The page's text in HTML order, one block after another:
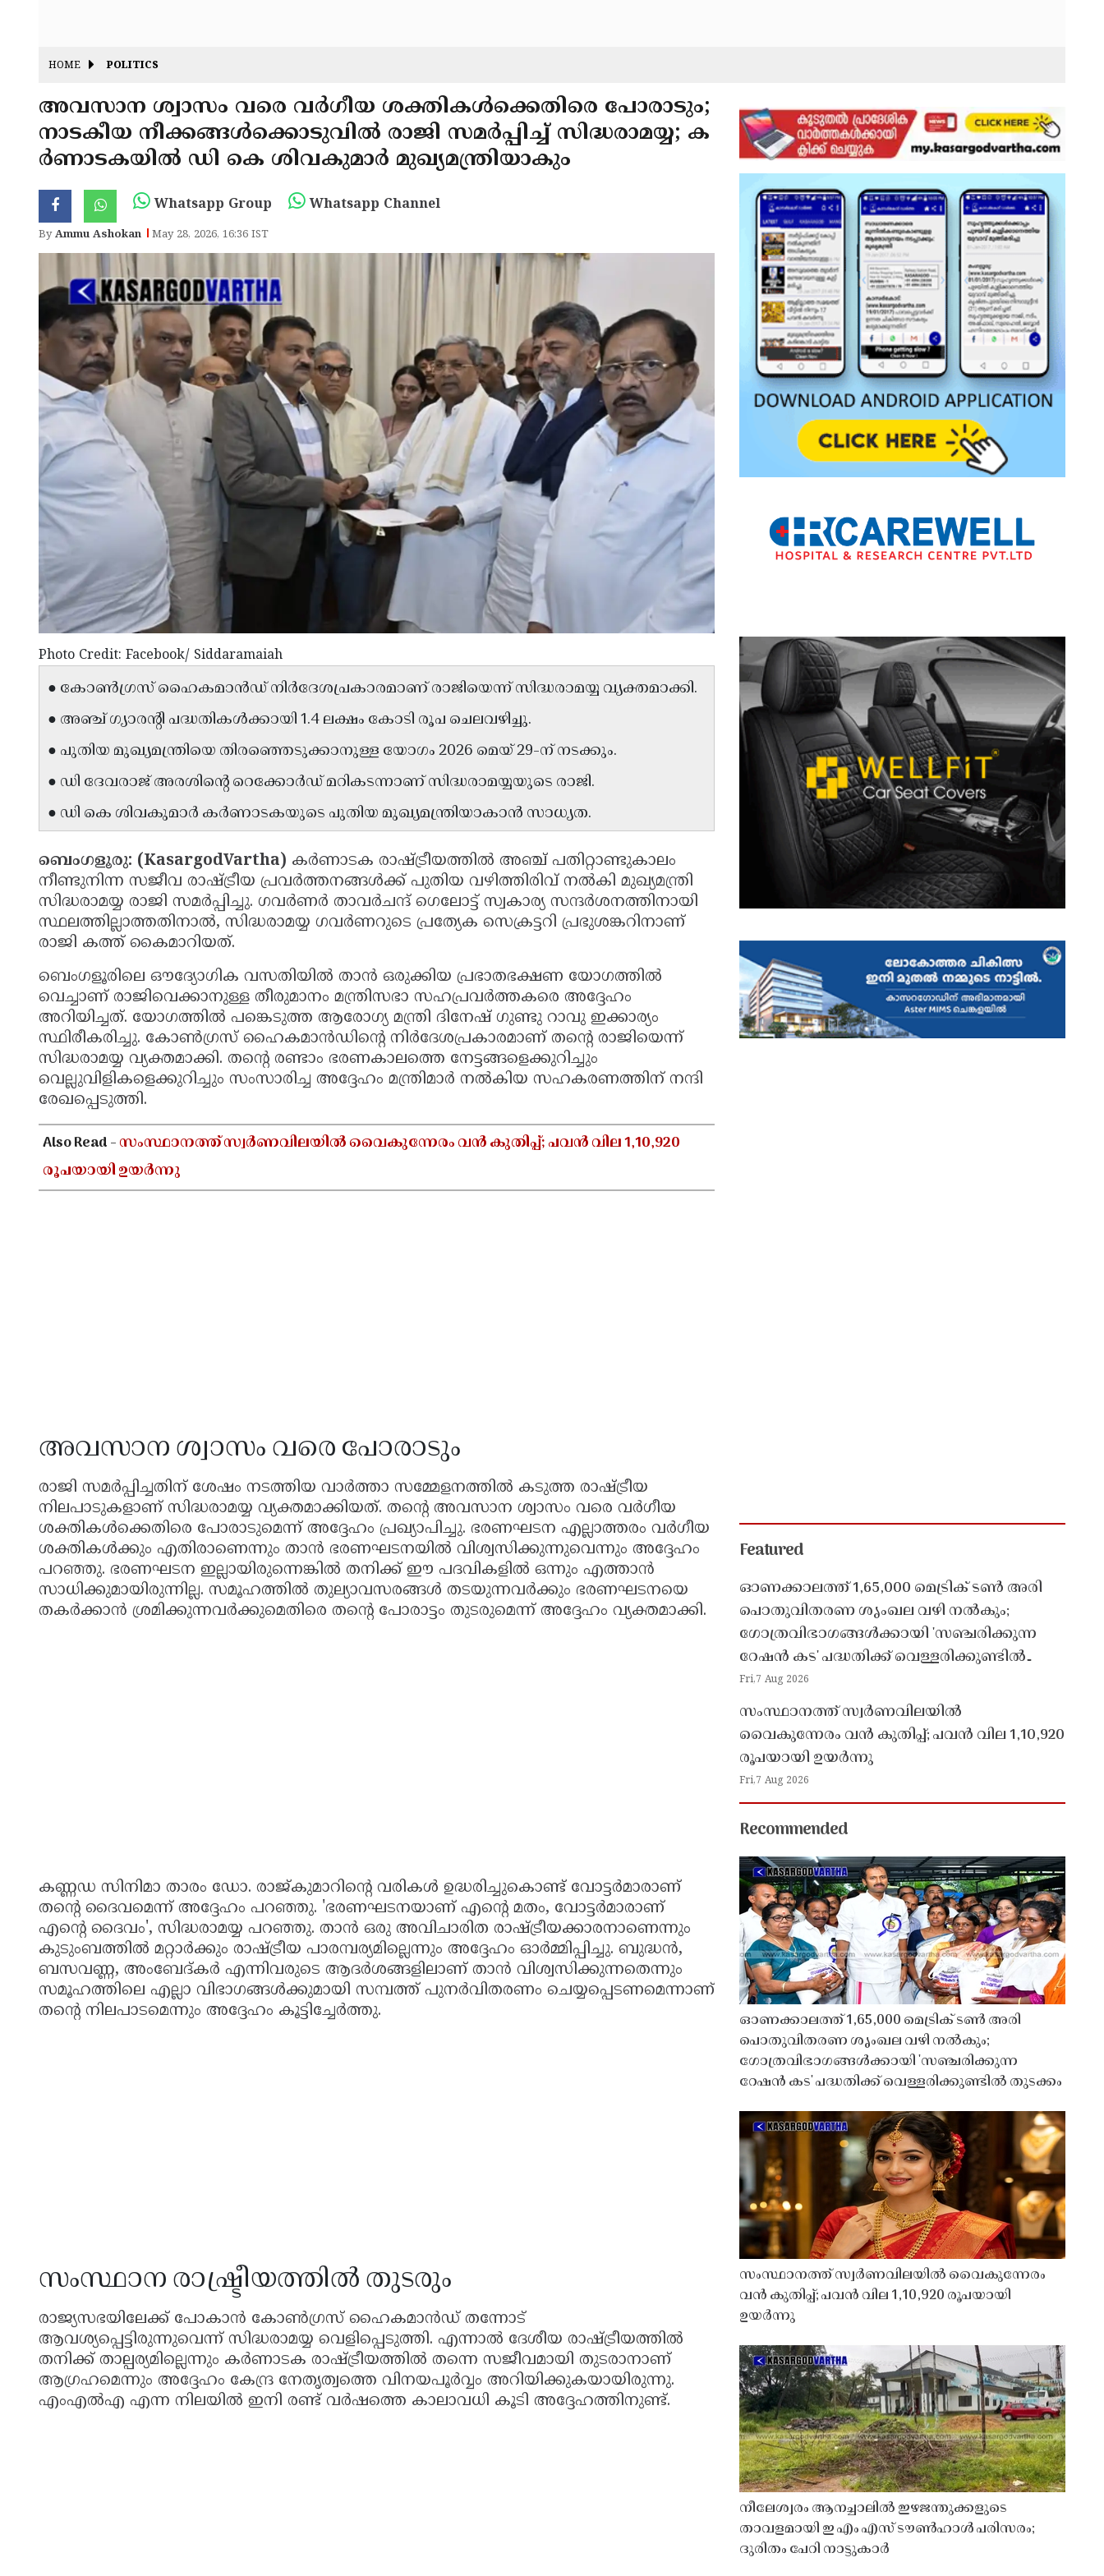
HOME POLITICS
അവസാന ശ്വാസം വരെ വർഗീയ ശക്തികൾക്കെതിരെ പോരാടും;
നാടകീയ നീക്കങ്ങൾക്കൊടുവിൽ രാജി സമർപ്പിച്ച് സിദ്ധരാമയ്യ; ക
ർണാടകയിൽ ഡി കെ ശിവകുമാർ മുഖ്യമന്ത്രിയാകും
Whatsapp Group Whatsapp Channel
ByAmmu Ashokan May 28, 2026, 16:36 IST
Photo Credit: Facebook/ Siddaramaiah
● കോൺഗ്രസ് ഹൈകമാൻഡ് നിർദേശപ്രകാരമാണ് രാജിയെന്ന് സിദ്ധരാമയ്യ വ്യക്തമാക്കി.
● അഞ്ച് ഗ്യാരൻ്റി പദ്ധതികൾക്കായി 1.4 ലക്ഷം കോടി രൂപ ചെലവഴിച്ചു.
● പുതിയ മുഖ്യമന്ത്രിയെ തിരഞ്ഞെടുക്കാനുള്ള യോഗം 2026 മെയ് 29-ന് നടക്കും.
● ഡി ദേവരാജ് അരശിൻ്റെ റെക്കോർഡ് മറികടന്നാണ് സിദ്ധരാമയ്യയുടെ രാജി.
● ഡി കെ ശിവകുമാർ കർണാടകയുടെ പുതിയ മുഖ്യമന്ത്രിയാകാൻ സാധ്യത.
ബെംഗളൂരു: (KasargodVartha) കർണാടക രാഷ്ട്രീയത്തിൽ അഞ്ച് പതിറ്റാണ്ടുകാലം
നീണ്ടുനിന്ന സജീവ രാഷ്ട്രീയ പ്രവർത്തനങ്ങൾക്ക് പുതിയ വഴിത്തിരിവ് നൽകി മുഖ്യമന്ത്രി
സിദ്ധരാമയ്യ രാജി സമർപ്പിച്ചു. ഗവർണർ താവർചന്ദ് ഗെലോട്ട് സ്വകാര്യ സന്ദർശനത്തിനായി
സ്ഥലത്തില്ലാത്തതിനാൽ, സിദ്ധരാമയ്യ ഗവർണറുടെ പ്രത്യേക സെക്രട്ടറി പ്രഭുശങ്കറിനാണ്
രാജി കത്ത് കൈമാറിയത്.
ബെംഗളൂരിലെ ഔദ്യോഗിക വസതിയിൽ താൻ ഒരുക്കിയ പ്രഭാതഭക്ഷണ യോഗത്തിൽ
വെച്ചാണ് രാജിവെക്കാനുള്ള തീരുമാനം മന്ത്രിസഭാ സഹപ്രവർത്തകരെ അദ്ദേഹം
അറിയിച്ചത്. യോഗത്തിൽ പങ്കെടുത്ത ആരോഗ്യ മന്ത്രി ദിനേഷ് ഗുണ്ടു റാവു ഇക്കാര്യം
സ്ഥിരീകരിച്ചു. കോൺഗ്രസ് ഹൈകമാൻഡിൻ്റെ നിർദേശപ്രകാരമാണ് തൻ്റെ രാജിയെന്ന്
സിദ്ധരാമയ്യ വ്യക്തമാക്കി. തൻ്റെ രണ്ടാം ഭരണകാലത്തെ നേട്ടങ്ങളെക്കുറിച്ചും
വെല്ലുവിളികളെക്കുറിച്ചും സംസാരിച്ച അദ്ദേഹം മന്ത്രിമാർ നൽകിയ സഹകരണത്തിന് നന്ദി
രേഖപ്പെടുത്തി.
Also Read -സംസ്ഥാനത്ത് സ്വർണവിലയിൽ വൈകുന്നേരം വൻ കുതിപ്പ്; പവൻ വില 1,10,920
രൂപയായി ഉയർന്നു
അവസാന ശ്വാസം വരെ പോരാടും
രാജി സമർപ്പിച്ചതിന് ശേഷം നടത്തിയ വാർത്താ സമ്മേളനത്തിൽ കടുത്ത രാഷ്ട്രീയ
നിലപാടുകളാണ് സിദ്ധരാമയ്യ വ്യക്തമാക്കിയത്. തൻ്റെ അവസാന ശ്വാസം വരെ വർഗീയ
ശക്തികൾക്കെതിരെ പോരാടുമെന്ന് അദ്ദേഹം പ്രഖ്യാപിച്ചു. ഭരണഘടന എല്ലാത്തരം വർഗീയ
ശക്തികൾക്കും എതിരാണെന്നും താൻ ഭരണഘടനയിൽ വിശ്വസിക്കുന്നുവെന്നും അദ്ദേഹം
പറഞ്ഞു. ഭരണഘടന ഇല്ലായിരുന്നെങ്കിൽ തനിക്ക് ഈ പദവികളിൽ ഒന്നും എത്താൻ
സാധിക്കുമായിരുന്നില്ല. സമൂഹത്തിൽ തുല്യാവസരങ്ങൾ തടയുന്നവർക്കും ഭരണഘടനയെ
തകർക്കാൻ ശ്രമിക്കുന്നവർക്കുമെതിരെ തൻ്റെ പോരാട്ടം തുടരുമെന്ന് അദ്ദേഹം വ്യക്തമാക്കി.
കണ്ണഡ സിനിമാ താരം ഡോ. രാജ്കുമാറിൻ്റെ വരികൾ ഉദ്ധരിച്ചുകൊണ്ട് വോട്ടർമാരാണ്
തൻ്റെ ദൈവമെന്ന് അദ്ദേഹം പറഞ്ഞു. 'ഭരണഘടനയാണ് എൻ്റെ മതം, വോട്ടർമാരാണ്
എൻ്റെ ദൈവം', സിദ്ധരാമയ്യ പറഞ്ഞു. താൻ ഒരു അവിചാരിത രാഷ്ട്രീയക്കാരനാണെന്നും
കുടുംബത്തിൽ മറ്റാർക്കും രാഷ്ട്രീയ പാരമ്പര്യമില്ലെന്നും അദ്ദേഹം ഓർമ്മിപ്പിച്ചു. ബുദ്ധൻ,
ബസവണ്ണ, അംബേദ്കർ എന്നിവരുടെ ആദർശങ്ങളിലാണ് താൻ വിശ്വസിക്കുന്നതെന്നും
സമൂഹത്തിലെ എല്ലാ വിഭാഗങ്ങൾക്കുമായി സമ്പത്ത് പുനർവിതരണം ചെയ്യപ്പെടണമെന്നാണ്
തൻ്റെ നിലപാടമെന്നും അദ്ദേഹം കൂട്ടിച്ചേർത്തു.
സംസ്ഥാന രാഷ്ട്രീയത്തിൽ തുടരും
രാജ്യസഭയിലേക്ക് പോകാൻ കോൺഗ്രസ് ഹൈകമാൻഡ് തന്നോട്
ആവശ്യപ്പെട്ടിരുന്നുവെന്ന് സിദ്ധരാമയ്യ വെളിപ്പെടുത്തി. എന്നാൽ ദേശീയ രാഷ്ട്രീയത്തിൽ
തനിക്ക് താല്പര്യമില്ലെന്നും കർണാടക രാഷ്ട്രീയത്തിൽ തന്നെ സജീവമായി തുടരാനാണ്
ആഗ്രഹമെന്നും അദ്ദേഹം കേന്ദ്ര നേതൃത്വത്തെ വിനയപൂർവ്വം അറിയിക്കുകയായിരുന്നു.
എംഎൽഎ എന്ന നിലയിൽ ഇനി രണ്ട് വർഷത്തെ കാലാവധി കൂടി അദ്ദേഹത്തിനുണ്ട്.
Featured
ഓണക്കാലത്ത് 1,65,000 മെട്രിക് ടൺ അരി
പൊതുവിതരണ ശൃംഖല വഴി നൽകും;
ഗോത്രവിഭാഗങ്ങൾക്കായി 'സഞ്ചരിക്കുന്ന
റേഷൻ കട' പദ്ധതിക്ക് വെള്ളരിക്കുണ്ടിൽ
തുടക്കം
Fri,7 Aug 2026
സംസ്ഥാനത്ത് സ്വർണവിലയിൽ
വൈകുന്നേരം വൻ കുതിപ്പ്; പവൻ വില 1,10,920
രൂപയായി ഉയർന്നു
Fri,7 Aug 2026
Recommended
ഓണക്കാലത്ത് 1,65,000 മെട്രിക് ടൺ അരി
പൊതുവിതരണ ശൃംഖല വഴി നൽകും;
ഗോത്രവിഭാഗങ്ങൾക്കായി 'സഞ്ചരിക്കുന്ന
റേഷൻ കട' പദ്ധതിക്ക് വെള്ളരിക്കുണ്ടിൽ തുടക്കം
സംസ്ഥാനത്ത് സ്വർണവിലയിൽ വൈകുന്നേരം
വൻ കുതിപ്പ്; പവൻ വില 1,10,920 രൂപയായി
ഉയർന്നു
നീലേശ്വരം ആനച്ചാലിൽ ഇഴജന്തുക്കളുടെ
താവളമായി ഇ എം എസ് ടൗൺഹാൾ പരിസരം;
ദുരിതം പേറി നാട്ടുകാർ